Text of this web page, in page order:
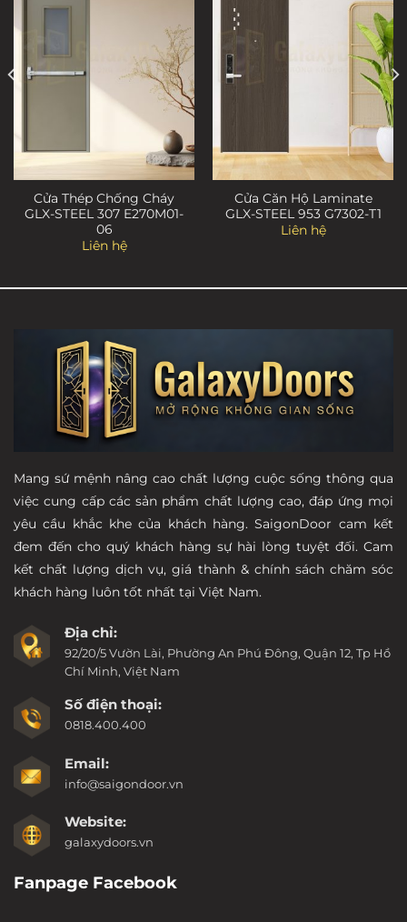
Cửa Thép Chống Cháy
GLX-STEEL 307 E270M01-
06
Liên hệ
Cửa Căn Hộ Laminate
GLX-STEEL 953 G7302-T1
Liên hệ
Mang sứ mệnh nâng cao chất lượng cuộc sống thông qua
việc cung cấp các sản phẩm chất lượng cao, đáp ứng mọi
yêu cầu khắc khe của khách hàng. SaigonDoor cam kết
đem đến cho quý khách hàng sự hài lòng tuyệt đối. Cam
kết chất lượng dịch vụ, giá thành & chính sách chăm sóc
khách hàng luôn tốt nhất tại Việt Nam.
Địa chỉ:
92/20/5 Vườn Lài, Phường An Phú Đông, Quận 12, Tp Hồ
Chí Minh, Việt Nam
Số điện thoại:
0818.400.400
Email:
info@saigondoor.vn
Website:
galaxydoors.vn
Fanpage Facebook